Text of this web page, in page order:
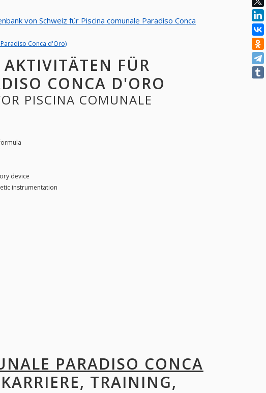
von Schweiz für Piscina comunale Paradiso Conca
Conca d'Oro)
FÜR
CONCA D'ORO
PISCINA COMUNALE
device
instrumentation
PARADISO CONCA
TRAINING,